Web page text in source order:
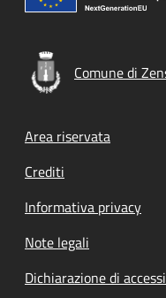
Comune di
Footer menu
Area riservata
Crediti
Informativa privacy
Note legali
Dichiarazione di